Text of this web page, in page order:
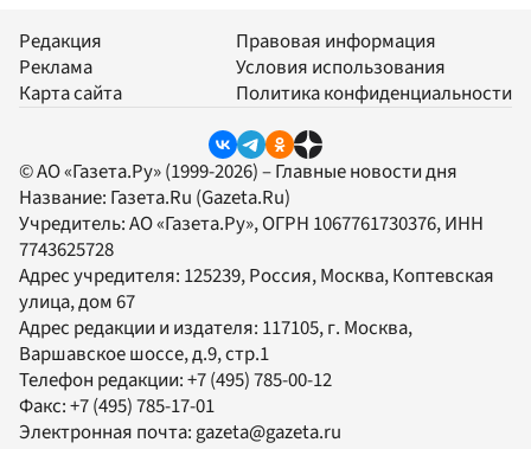
Редакция
Реклама
Карта сайта
Правовая информация
Условия использования
Политика конфиденциальности
© АО «Газета.Ру» (1999-2026) – Главные новости дня
Название: Газета.Ru (Gazeta.Ru)
Учредитель:АО «Газета.Ру», ОГРН 1067761730376, ИНН
7743625728
Адрес учредителя: 125239, Россия, Москва, Коптевская
улица, дом 67
Адрес редакции и издателя: 117105, г. Москва,
Варшавское шоссе, д.9, стр.1
Телефон редакции:+7 (495) 785-00-12
Факс:+7 (495) 785-17-01
Электронная почта:gazeta@gazeta.ru